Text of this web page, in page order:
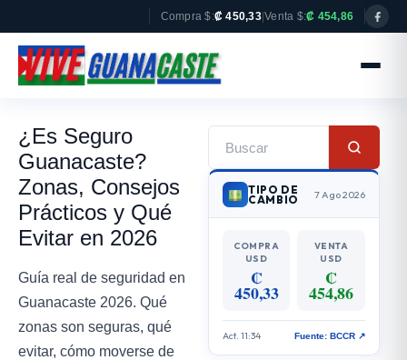
Compra $:₡ 450,33| Venta $:₡ 454,86
¿Es Seguro
Guanacaste?
Zonas, Consejos
Prácticos y Qué
Evitar en 2026
Guía real de seguridad en
Guanacaste 2026. Qué
zonas son seguras, qué
evitar, cómo moverse de
TIPO DE
CAMBIO 7 Ago 2026
COMPRA
USD
₡
450,33
VENTA
USD
₡
454,86
Act. 11:34 Fuente: BCCR ↗